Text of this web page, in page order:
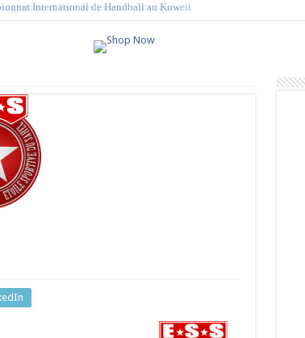
et liste des joueurs convoqués